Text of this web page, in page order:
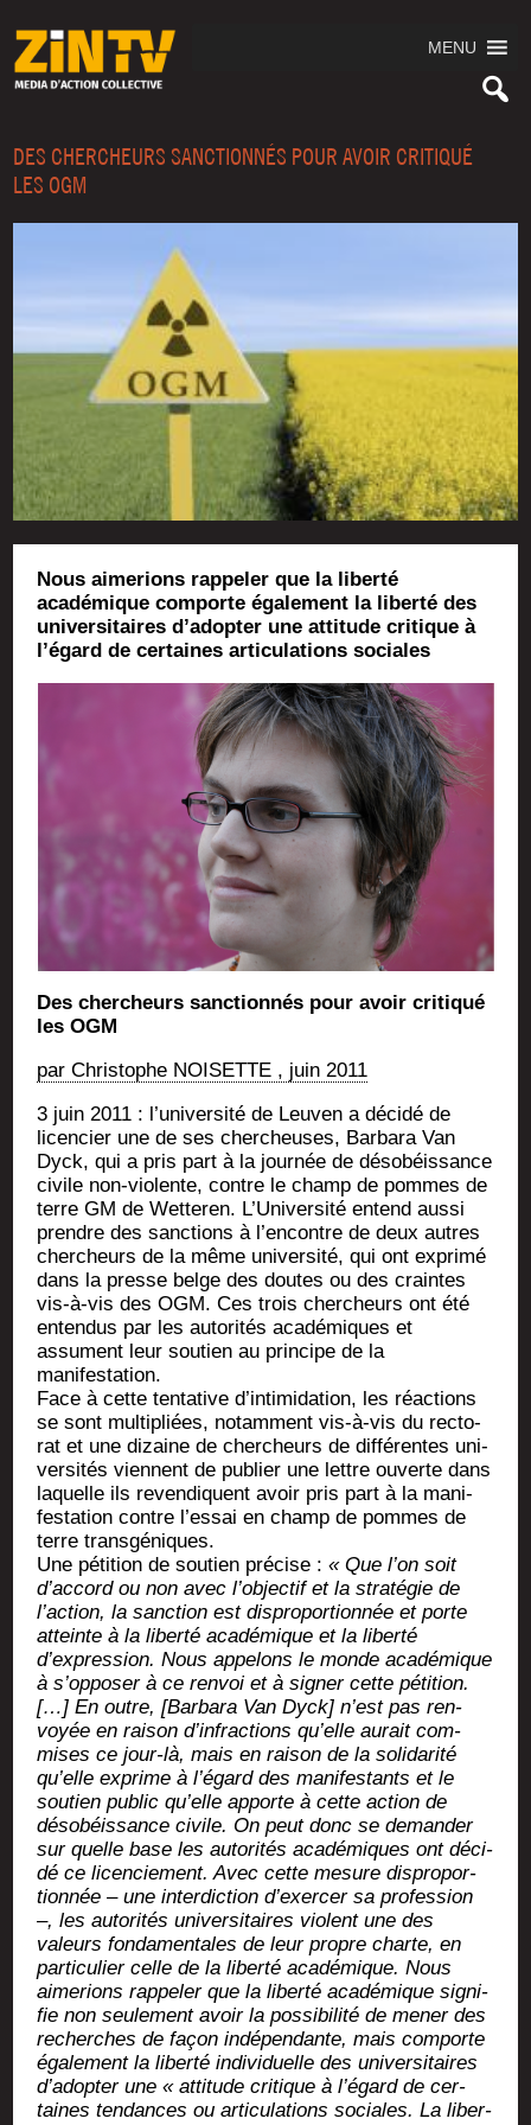
MENU
DES CHERCHEURS SANCTIONNÉS POUR AVOIR CRITIQUÉ
LES OGM
Nous aimerions rappeler que la liberté
académique comporte également la liberté des
universitaires d’adopter une attitude critique à
l’égard de certaines articulations sociales
Des cher­cheurs sanc­tion­nés pour avoir cri­ti­qué
les OGM
par Chris­tophe NOISETTE , juin 2011
3 juin 2011 : l’université de Leu­ven a déci­dé de
licen­cier une de ses cher­cheuses, Bar­ba­ra Van
Dyck, qui a pris part à la jour­née de déso­béis­sance
civile non-vio­lente, contre le champ de pommes de
terre GM de Wet­te­ren. L’Université entend aus­si
prendre des sanc­tions à l’encontre de deux autres
cher­cheurs de la même uni­ver­si­té, qui ont expri­mé
dans la presse belge des doutes ou des craintes
vis-à-vis des OGM. Ces trois cher­cheurs ont été
enten­dus par les auto­ri­tés aca­dé­miques et
assument leur sou­tien au prin­cipe de la
manifestation.
Face à cette ten­ta­tive d’intimidation, les réac­tions
se sont mul­ti­pliées, notam­ment vis-à-vis du rec­to­
rat et une dizaine de cher­cheurs de dif­fé­rentes uni­
ver­si­tés viennent de publier une lettre ouverte dans
laquelle ils reven­diquent avoir pris part à la mani­
fes­ta­tion contre l’essai en champ de pommes de
terre transgéniques.
Une péti­tion de sou­tien pré­cise :« Que l’on soit
d’accord ou non avec l’objectif et la stra­té­gie de
l’action, la sanc­tion est dis­pro­por­tion­née et porte
atteinte à la liber­té aca­dé­mique et la liber­té
d’expression. Nous appe­lons le monde aca­dé­mique
à s’opposer à ce ren­voi et à signer cette péti­tion.
[…] En outre, [Bar­ba­ra Van Dyck] n’est pas ren­
voyée en rai­son d’infractions qu’elle aurait com­
mises ce jour-là, mais en rai­son de la soli­da­ri­té
qu’elle exprime à l’égard des mani­fes­tants et le
sou­tien public qu’elle apporte à cette action de
déso­béis­sance civile. On peut donc se deman­der
sur quelle base les auto­ri­tés aca­dé­miques ont déci­
dé ce licen­cie­ment. Avec cette mesure dis­pro­por­
tion­née – une inter­dic­tion d’exercer sa pro­fes­sion
–, les auto­ri­tés uni­ver­si­taires violent une des
valeurs fon­da­men­tales de leur propre charte, en
par­ti­cu­lier celle de la liber­té aca­dé­mique. Nous
aime­rions rap­pe­ler que la liber­té aca­dé­mique signi­
fie non seule­ment avoir la pos­si­bi­li­té de mener des
recherches de façon indé­pen­dante, mais com­porte
éga­le­ment la liber­té indi­vi­duelle des uni­ver­si­taires
d’adopter une « atti­tude cri­tique à l’égard de cer­
taines ten­dances ou arti­cu­la­tions sociales. La liber­